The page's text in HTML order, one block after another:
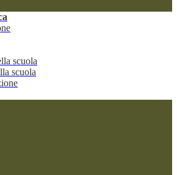
scuola
scuola